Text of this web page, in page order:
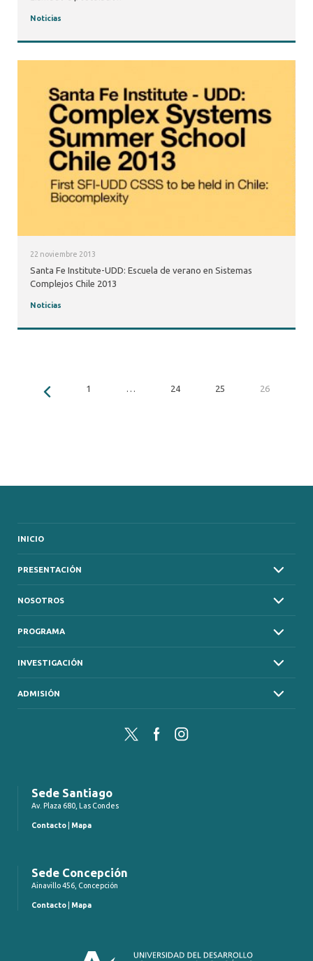
Noticias
22 noviembre 2013
Santa Fe Institute-UDD: Escuela de verano en Sistemas
Complejos Chile 2013
Noticias
1 … 24 25 26
INICIO
PRESENTACIÓN
NOSOTROS
PROGRAMA
INVESTIGACIÓN
ADMISIÓN
Twitter FacebookInstagram
Sede Santiago
Av. Plaza 680, Las Condes
Contacto Mapa
Sede Concepción
Ainavillo 456, Concepción
Contacto Mapa